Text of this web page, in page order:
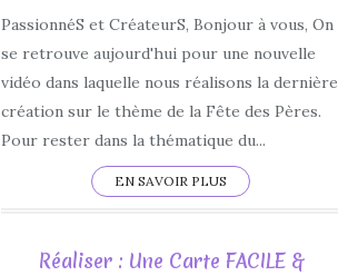
PassionnéS et CréateurS, Bonjour à vous, On
se retrouve aujourd'hui pour une nouvelle
vidéo dans laquelle nous réalisons la dernière
création sur le thème de la Fête des Pères.
Pour rester dans la thématique du...
EN SAVOIR PLUS
Réaliser : Une Carte FACILE &